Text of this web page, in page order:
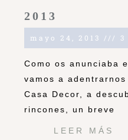
2013
mayo 24, 2013
Como os anunciaba
vamos a
Casa Decor, a
rincones, un breve
LEER MÁS